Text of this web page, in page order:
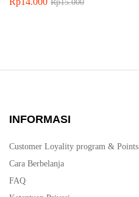
Rp15.000
INFORMASI
Customer Loyality program & Points
Cara Berbelanja
FAQ